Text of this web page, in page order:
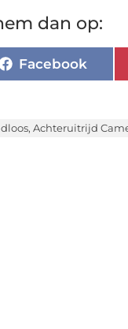
dan op:
Facebook
, Achteruitrijd